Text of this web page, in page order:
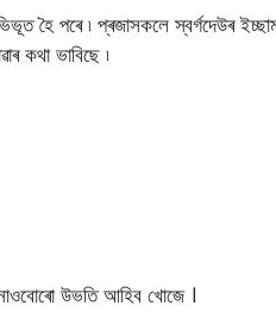
হৈ পৰে ৷ প্ৰজাসকলে স্বৰ্গদেউৰ
কথা ভাবিছে ৷
উভতি আহিব খােজে ।